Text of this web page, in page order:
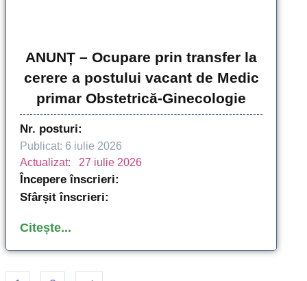
ANUNȚ – Ocupare prin transfer la
cerere a postului vacant de Medic
primar Obstetrică‑Ginecologie
Nr. posturi:
Publicat: 6 iulie 2026
Actualizat: 27 iulie 2026
Începere înscrieri:
Sfârșit înscrieri:
Citește...